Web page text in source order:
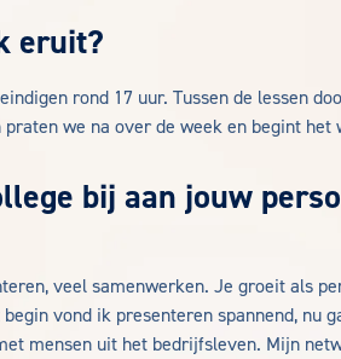
eruit?
rond 17 uur. Tussen de lessen
we na over de week en begint het
bij aan jouw
veel samenwerken. Je groeit als
begin vond ik presenteren spannend, nu
mensen uit het bedrijfsleven. Mijn